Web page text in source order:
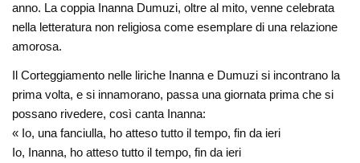
anno. La coppia Inanna Dumuzi, oltre al mito, venne celebrata
nella letteratura non religiosa come esemplare di una relazione
amorosa.
Il Corteggiamento nelle liriche Inanna e Dumuzi si incontrano la
prima volta, e si innamorano, passa una giornata prima che si
possano rivedere, così canta Inanna:
« Io, una fanciulla, ho atteso tutto il tempo, fin da ieri
Io, Inanna, ho atteso tutto il tempo, fin da ieri